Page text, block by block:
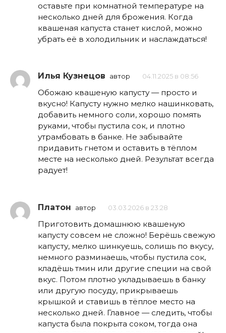
оставьте при комнатной температуре на
несколько дней для брожения. Когда
квашеная капуста станет кислой, можно
убрать её в холодильник и наслаждаться!
Илья Кузнецов автор 04.11.2025 в 08:56
Обожаю квашеную капусту — просто и
вкусно! Капусту нужно мелко нашинковать,
добавить немного соли, хорошо помять
руками, чтобы пустила сок, и плотно
утрамбовать в банке. Не забывайте
придавить гнетом и оставить в тёплом
месте на несколько дней. Результат всегда
радует!
Платон автор 03.03.2026 в 23:28
Приготовить домашнюю квашеную
капусту совсем не сложно! Берёшь свежую
капусту, мелко шинкуешь, солишь по вкусу,
немного разминаешь, чтобы пустила сок,
кладёшь тмин или другие специи на свой
вкус. Потом плотно укладываешь в банку
или другую посуду, прикрываешь
крышкой и ставишь в тёплое место на
несколько дней. Главное — следить, чтобы
капуста была покрыта соком, тогда она